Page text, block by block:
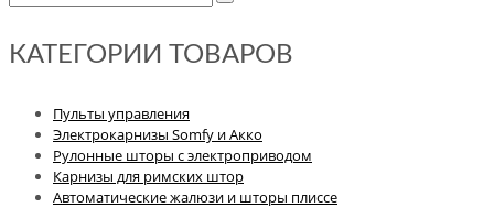
КАТЕГОРИИ ТОВАРОВ
Пульты управления
Электрокарнизы Somfy и Акко
Рулонные шторы с электроприводом
Карнизы для римских штор
Автоматические жалюзи и шторы плиссе